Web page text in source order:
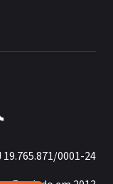
19.765.871/0001-24